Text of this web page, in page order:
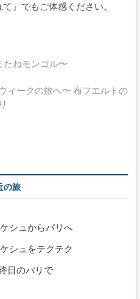
」でもご体感ください。
たねモンゴル〜
ィークの旅へ〜 布フエルトの
の旅
シュからパリへ
シュをテクテク
日のパリで